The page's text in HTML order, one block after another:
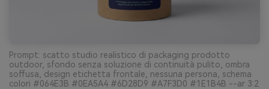
Prompt: scatto studio realistico di packaging prodotto
outdoor, sfondo senza soluzione di continuità pulito, ombra
soffusa, design etichetta frontale, nessuna persona, schema
colori #064E3B #0EA5A4 #6D28D9 #A7F3D0 #1E1B4B --ar 3:2